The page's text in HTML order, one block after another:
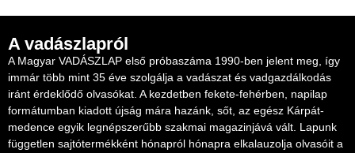
A vadászlapról
A Magyar VADÁSZLAP első próbaszáma 1990-ben jelent meg, így
immár több mint 35 éve szolgálja a vadászat és vadgazdálkodás
iránt érdeklődő olvasókat. A kezdetben fekete-fehérben, napilap
formátumban kiadott újság mára hazánk, sőt, az egész Kárpát-
medence egyik legnépszerűbb szakmai magazinjává vált. Lapunk
független sajtótermékként hónapról hónapra elkalauzolja olvasóit a